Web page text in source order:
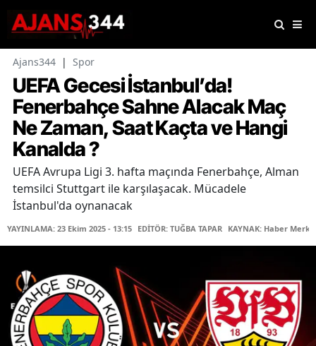
Ajans344 | Spor
UEFA Gecesi İstanbul’da!
Fenerbahçe Sahne Alacak Maç
Ne Zaman, Saat Kaçta ve Hangi
Kanalda ?
UEFA Avrupa Ligi 3. hafta maçında Fenerbahçe, Alman
temsilci Stuttgart ile karşılaşacak. Mücadele
İstanbul'da oynanacak
YAYINLAMA: 23 Ekim 2025 - 13:15 EDİTÖR: TUĞBA TAPAR KAYNAK: Haber